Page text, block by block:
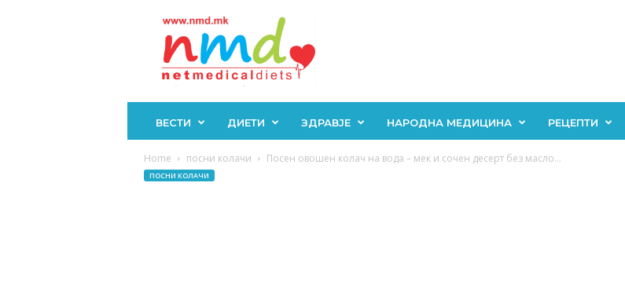
ВЕСТИ ДИЕТИ ЗДРАВЈЕ НАРОДНА МЕДИЦИНА РЕЦЕПТИ
Home посни колачи Посен овошен колач на вода – мек и сочен десерт без масло...
ПОСНИ КОЛАЧИ